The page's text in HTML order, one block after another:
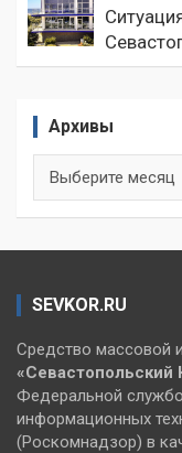
Архивы
SEVKOR.RU
Средство массовой
«Севастопольский
Федеральной
информационных
(Роскомнадзор) в